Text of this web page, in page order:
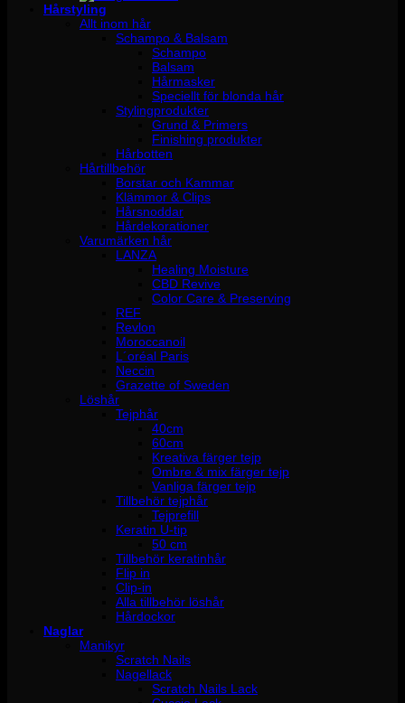
Hårstyling
Allt inom hår
Schampo & Balsam
Schampo
Balsam
Hårmasker
Speciellt för blonda hår
Stylingprodukter
Grund & Primers
Finishing produkter
Hårbotten
Hårtillbehör
Borstar och Kammar
Klämmor & Clips
Hårsnoddar
Hårdekorationer
Varumärken hår
LANZA
Healing Moisture
CBD Revive
Color Care & Preserving
REF
Revlon
Moroccanoil
L´oréal Paris
Neccin
Grazette of Sweden
Löshår
Tejphår
40cm
60cm
Kreativa färger tejp
Ombre & mix färger tejp
Vanliga färger tejp
Tillbehör tejphår
Tejprefill
Keratin U-tip
50 cm
Tillbehör keratinhår
Flip in
Clip-in
Alla tillbehör löshår
Hårdockor
Naglar
Manikyr
Scratch Nails
Nagellack
Scratch Nails Lack